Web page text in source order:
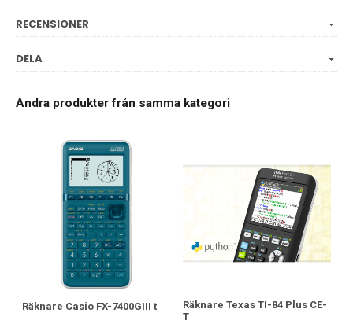
RECENSIONER
DELA
Andra produkter från samma kategori
Räknare Casio FX-7400GIII t
Räknare Texas TI-84 Plus CE-
T